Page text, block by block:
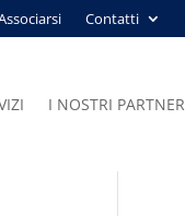
Contatti
I NOSTRI PARTNER